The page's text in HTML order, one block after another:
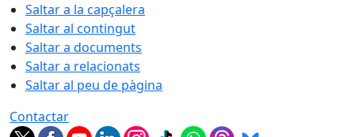
Saltar a la capçalera
Saltar al contingut
Saltar a documents
Saltar a relacionats
Saltar al peu de pàgina
Contactar